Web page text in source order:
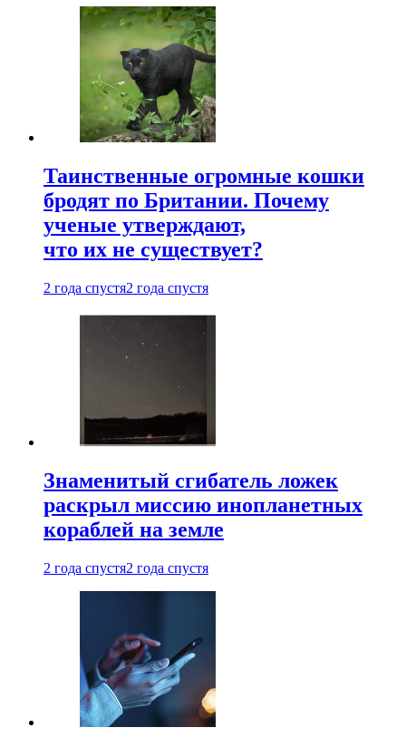
Таинственные огромные кошки
бродят по Британии. Почему
ученые утверждают,
что их не существует?
2 года спустя2 года спустя
Знаменитый сгибатель ложек
раскрыл миссию инопланетных
кораблей на земле
2 года спустя2 года спустя